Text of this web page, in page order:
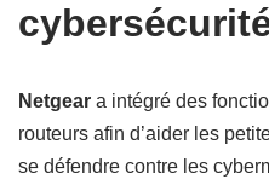
Netgear a intégré des
routeurs afin d’aider les
se défendre contre les